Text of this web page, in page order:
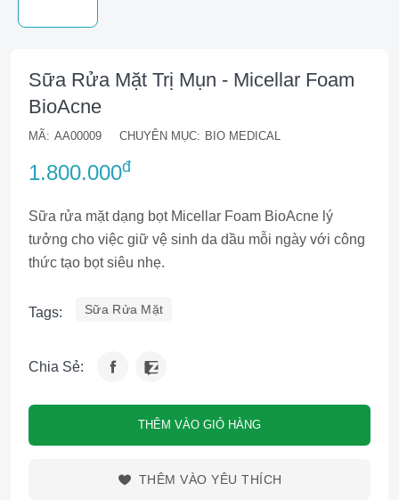
Sữa Rửa Mặt Trị Mụn - Micellar Foam
BioAcne
MÃ: AA00009 CHUYÊN MỤC: BIO MEDICAL
1.800.000đ
Sữa rửa mặt dạng bọt Micellar Foam BioAcne lý
tưởng cho việc giữ vệ sinh da dầu mỗi ngày với công
thức tạo bọt siêu nhẹ.
Tags: Sữa Rửa Mặt
Chia Sẻ:
THÊM VÀO GIỎ HÀNG
THÊM VÀO YÊU THÍCH